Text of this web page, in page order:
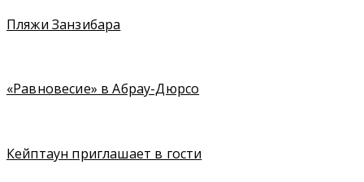
Пляжи Занзибара
«Равновесие» в Абрау-Дюрсо
Кейптаун приглашает в гости